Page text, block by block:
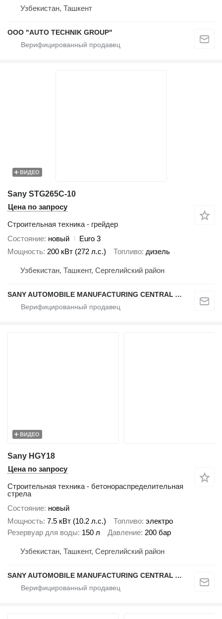
Узбекистан, Ташкент
OOO "AUTO TECHNIK GROUP"
ВИДЕО
Sany STG265C-10
Цена по запросу
Строительная техника - грейдер
Состояние новый
Euro 3
Мощность 200 кВт (272 л.с.) Топливо дизель
Узбекистан, Ташкент, Сергелийский район
SANY AUTOMOBILE MANUFACTURING CENTRAL ASIA
ВИДЕО
Sany HGY18
Цена по запросу
Строительная техника - бетонораспределительная
стрела
Состояние новый
Мощность 7.5 кВт (10.2 л.с.) Топливо электро
Резервуар для воды 150 л Давление 200 бар
Узбекистан, Ташкент, Сергелийский район
SANY AUTOMOBILE MANUFACTURING CENTRAL ASIA